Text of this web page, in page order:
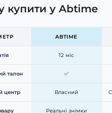
купити у Abtime
ABTIME
12 міс
талон ✅
центр Власний
Реальні знімки